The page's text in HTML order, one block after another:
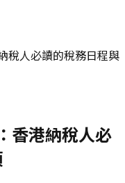
稅人必讀的稅務日程與
香港納稅人必